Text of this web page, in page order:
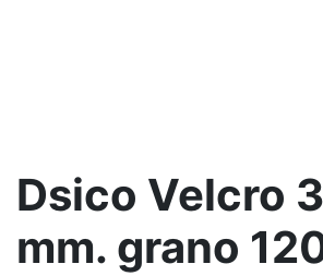
Dsico Velcro
mm. grano